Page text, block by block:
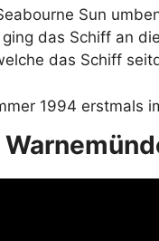
Sun
das Schiff an
das Schiff
1994 erstmals